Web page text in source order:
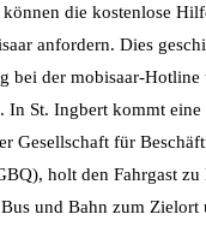
die kostenlose
anfordern. Dies
bei der mobisaar-Hotline
In St. Ingbert kommt
Gesellschaft für
holt den Fahrgast zu
und Bahn zum Zielort